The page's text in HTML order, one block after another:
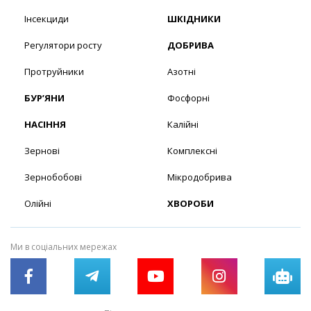
Інсекциди
Регулятори росту
Протруйники
БУР’ЯНИ
НАСІННЯ
Зернові
Зернобобові
Олійні
ШКІДНИКИ
ДОБРИВА
Азотні
Фосфорні
Калійні
Комплексні
Мікродобрива
ХВОРОБИ
Ми в соціальних мережах